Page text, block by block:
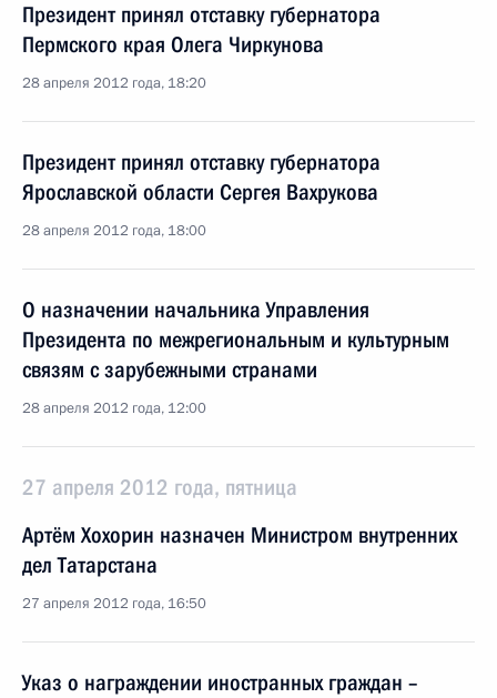
Президент принял отставку губернатора
Пермского края Олега Чиркунова
28 апреля 2012 года, 18:20
Президент принял отставку губернатора
Ярославской области Сергея Вахрукова
28 апреля 2012 года, 18:00
О назначении начальника Управления
Президента по межрегиональным и культурным
связям с зарубежными странами
28 апреля 2012 года, 12:00
27 апреля 2012 года, пятница
Артём Хохорин назначен Министром внутренних
дел Татарстана
27 апреля 2012 года, 16:50
Указ о награждении иностранных граждан –